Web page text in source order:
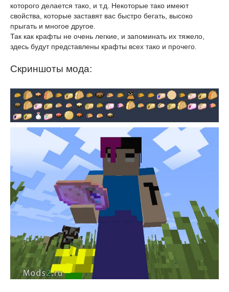
которого делается тако, и т.д. Некоторые тако имеют
свойства, которые заставят вас быстро бегать, высоко
прыгать и многое другое.
Так как крафты не очень легкие, и запоминать их тяжело,
здесь будут представлены крафты всех тако и прочего.
Скриншоты мода: